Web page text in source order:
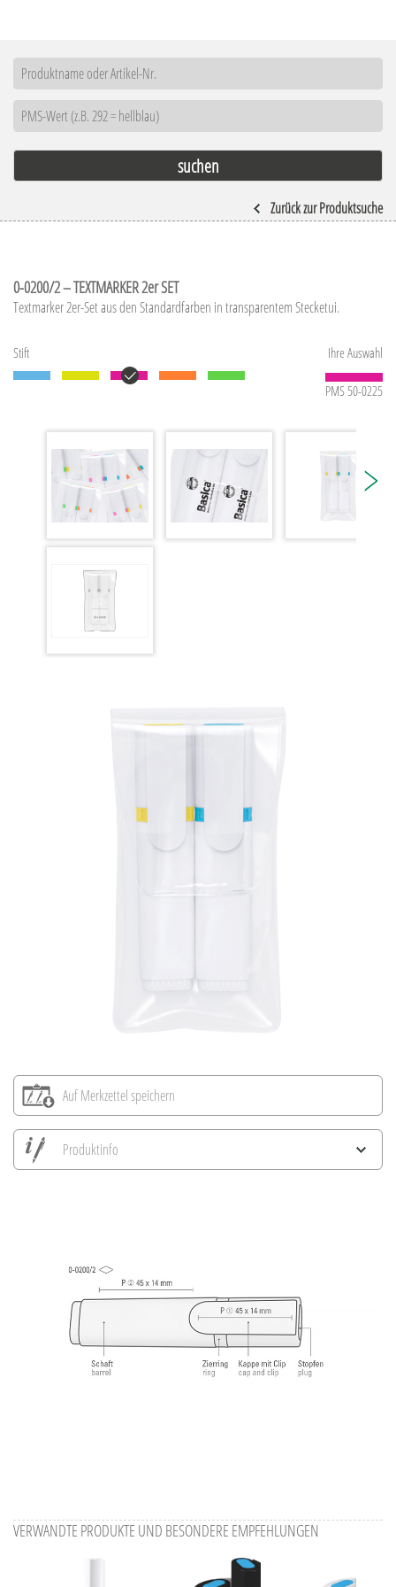
Zurück zur Produktsuche
0-0200/2 – TEXTMARKER 2er SET
Textmarker 2er-Set aus den Standardfarben in transparentem Stecketui.
Ihre Auswahl
Stift
PMS 50-0225
Auf Merkzettel speichern
Produktinfo
VERWANDTE PRODUKTE UND BESONDERE EMPFEHLUNGEN